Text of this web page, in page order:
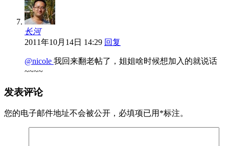
长河
2011年10月14日 14:29 回复
@nicole 我回来翻老帖了，姐姐啥时候想加入的就说话
~~~~
发表评论
您的电子邮件地址不会被公开， 必填项已用 *标注。